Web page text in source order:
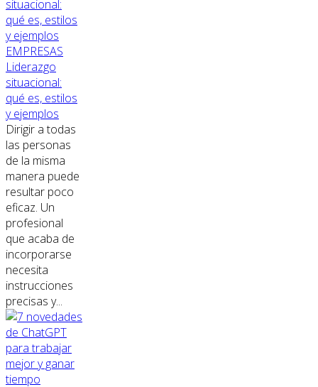
EMPRESAS
Liderazgo
situacional:
qué es, estilos
y ejemplos
Dirigir a todas
las personas
de la misma
manera puede
resultar poco
eficaz. Un
profesional
que acaba de
incorporarse
necesita
instrucciones
precisas y...